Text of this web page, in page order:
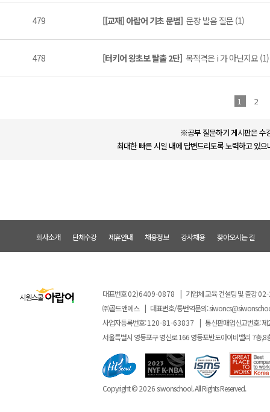
479 [[교재] 아랍어 기초 문법] 문장 발음 질문 (1)
478 [터키어 왕초보 탈출 2탄] 목적격은 i 가 아닌지요 (1)
1 2
※공부 질문하기 게시판은 수
최대한 빠른 시일 내에 답변드리도록 노력하고 있
회사소개 단체수강 제휴안내 채용정보 강사채용 찾아오시는 길
대표번호02)6409-0878 | 기업체 교육 컨설팅 및 출강
㈜골드앤에스 | 대표번호/통번역문의:
사업자등록번호:120-81-63837 | 통신판매업신고번호: 제
서울특별시 영등포구 영신로 166 영등포반도아이비밸리 7층,8
Copyright ©2026siwonschool. All Rights Reserved.